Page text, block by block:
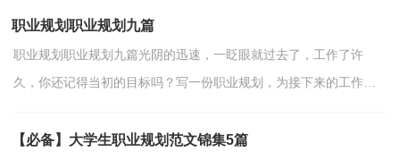
职业规划职业规划九篇
职业规划职业规划九篇光阴的迅速，一眨眼就过去了，工作了许
久，你还记得当初的目标吗？写一份职业规划，为接下来的工作做
整...
【必备】大学生职业规划范文锦集5篇